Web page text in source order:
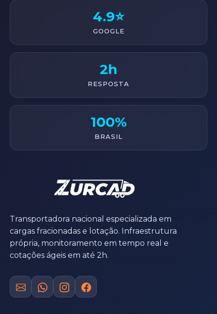
4.9⭐
GOOGLE
2h
RESPOSTA
100%
BRASIL
Transportadora nacional especializada em
cargas fracionadas e lotação. Infraestrutura
própria, monitoramento em tempo real e
cotações ágeis em até 2h.